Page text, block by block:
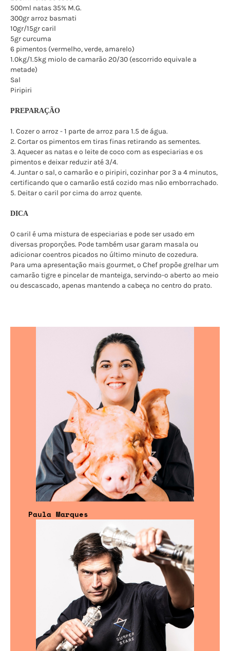
500ml natas 35% M.G.
300gr arroz basmati
10gr/15gr caril
5gr curcuma
6 pimentos (vermelho, verde, amarelo)
1.0kg/1.5kg miolo de camarão 20/30 (escorrido equivale a
metade)
Sal
Piripiri
PREPARAÇÃO
1. Cozer o arroz - 1 parte de arroz para 1.5 de água.
2. Cortar os pimentos em tiras finas retirando as sementes.
3. Aquecer as natas e o leite de coco com as especiarias e os
pimentos e deixar reduzir até 3/4.
4. Juntar o sal, o camarão e o piripiri, cozinhar por 3 a 4 minutos,
certificando que o camarão está cozido mas não emborrachado.
5. Deitar o caril por cima do arroz quente.
DICA
O caril é uma mistura de especiarias e pode ser usado em
diversas proporções. Pode também usar garam masala ou
adicionar coentros picados no último minuto de cozedura.
Para uma apresentação mais gourmet, o Chef propõe grelhar um
camarão tigre e pincelar de manteiga, servindo-o aberto ao meio
ou descascado, apenas mantendo a cabeça no centro do prato.
Paula Marques